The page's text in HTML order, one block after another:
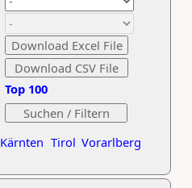
Kärnten Tirol Vorarlberg
Top 100